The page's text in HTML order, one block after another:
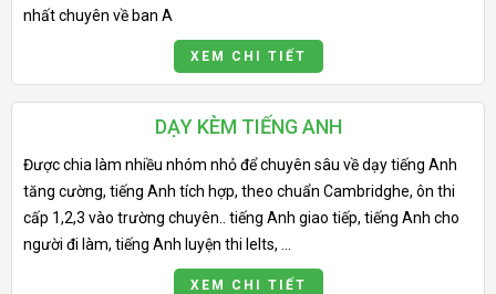
nhất chuyên về ban A
XEM CHI TIẾT
DẠY KÈM TIẾNG ANH
Được chia làm nhiều nhóm nhỏ để chuyên sâu về dạy tiếng Anh
tăng cường, tiếng Anh tích hợp, theo chuẩn Cambridghe, ôn thi
cấp 1,2,3 vào trường chuyên.. tiếng Anh giao tiếp, tiếng Anh cho
người đi làm, tiếng Anh luyện thi Ielts, ...
XEM CHI TIẾT